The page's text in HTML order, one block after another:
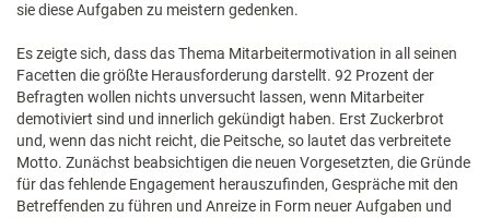
sie diese Aufgaben zu meistern gedenken.
Es zeigte sich, dass das Thema Mitarbeitermotivation in all seinen
Facetten die größte Herausforderung darstellt. 92 Prozent der
Befragten wollen nichts unversucht lassen, wenn Mitarbeiter
demotiviert sind und innerlich gekündigt haben. Erst Zuckerbrot
und, wenn das nicht reicht, die Peitsche, so lautet das verbreitete
Motto. Zunächst beabsichtigen die neuen Vorgesetzten, die Gründe
für das fehlende Engagement herauszufinden, Gespräche mit den
Betreffenden zu führen und Anreize in Form neuer Aufgaben und